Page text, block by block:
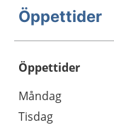
Öppettider
Öppettider
Dag
Öppettider
Kommentarer
Måndag
Tisdag